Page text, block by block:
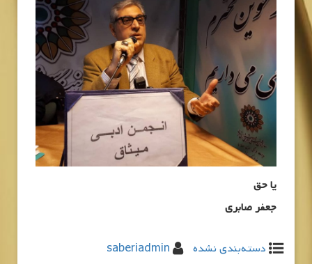
یا حق
جعفر صابری
دسته‌بندی نشده
saberiadmin